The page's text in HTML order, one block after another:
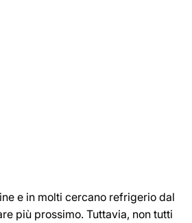
e in molti cercano refrigerio dal
più prossimo. Tuttavia, non tutti